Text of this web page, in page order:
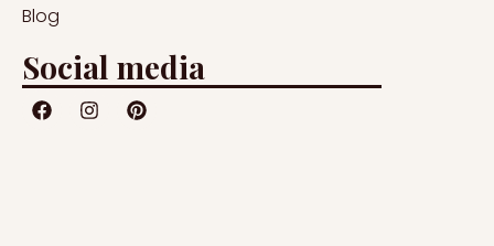
Blog
Social media